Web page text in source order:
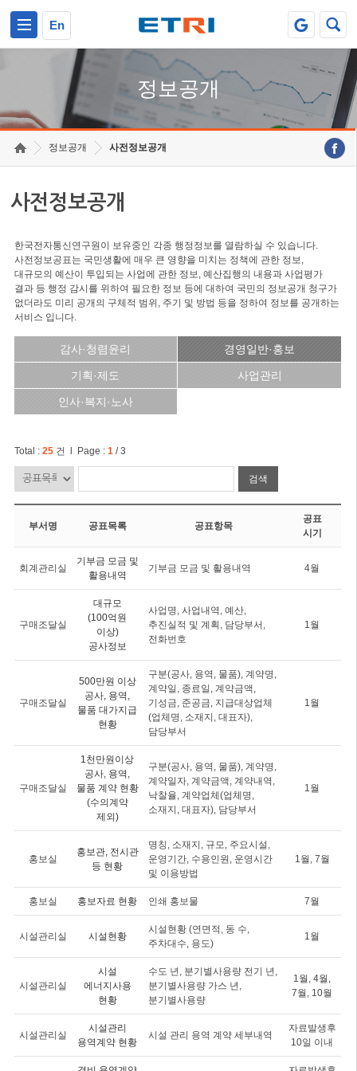
En
정보공개
정보공개 사전정보공개
사전정보공개
한국전자통신연구원이 보유중인 각종 행정정보를 열람하실 수 있습니다.
사전정보공표는 국민생활에 매우 큰 영향을 미치는 정책에 관한 정보,
대규모의 예산이 투입되는 사업에 관한 정보, 예산집행의 내용과 사업평가
결과 등 행정 감시를 위하여 필요한 정보 등에 대하여 국민의 정보공개 청구가
없더라도 미리 공개의 구체적 범위, 주기 및 방법 등을 정하여 정보를 공개하는
서비스 입니다.
감사·청렴윤리 경영일반·홍보
기획·제도 사업관리
인사·복지·노사
Total : 25건 l Page : 1/ 3
검색
부서명 공표목록 공표항목
공표
시기
회계관리실
기부금 모금 및
활용내역
기부금 모금 및 활용내역 4월
구매조달실
대규모
(100억원
이상)
공사정보
사업명, 사업내역, 예산,
추진실적 및 계획, 담당부서,
전화번호
1월
구매조달실
500만원 이상
공사, 용역,
물품 대가지급
현황
구분(공사, 용역, 물품), 계약명,
계약일, 종료일, 계약금액,
기성금, 준공금, 지급대상업체
(업체명, 소재지, 대표자),
담당부서
1월
구매조달실
1천만원이상
공사, 용역,
물품 계약 현황
(수의계약
제외)
구분(공사, 용역, 물품), 계약명,
계약일자, 계약금액, 계약내역,
낙찰율, 계약업체(업체명,
소재지, 대표자), 담당부서
1월
홍보실
홍보관, 전시관
등 현황
명칭, 소재지, 규모, 주요시설,
운영기간, 수용인원, 운영시간
및 이용방법
1월, 7월
홍보실 홍보자료 현황 인쇄 홍보물 7월
시설관리실 시설현황
시설현황 (연면적, 동 수,
주차대수, 용도)
1월
시설관리실
시설
에너지사용
현황
수도 년, 분기별사용량 전기 년,
분기별사용량 가스 년,
분기별사용량
1월, 4월,
7월, 10월
시설관리실
시설관리
용역계약 현황
시설 관리 용역 계약 세부내역
자료발생후
10일 이내